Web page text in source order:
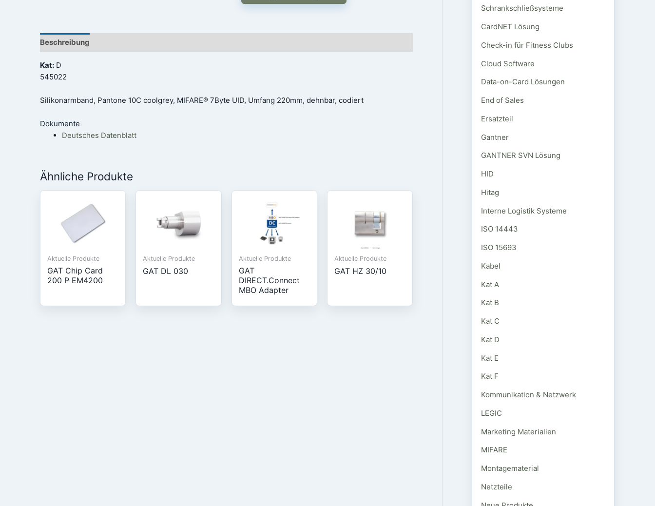
Beschreibung
Kat: D
545022
Silikonarmband, Pantone 10C coolgrey, MIFARE® 7Byte UID, Umfang 220mm, dehnbar, codiert
Dokumente
Deutsches Datenblatt
Ähnliche Produkte
Aktuelle Produkte
GAT Chip Card
200 P EM4200
Aktuelle Produkte
GAT DL 030
Aktuelle Produkte
GAT
DIRECT.Connect
MBO Adapter
Aktuelle Produkte
GAT HZ 30/10
Schrankschließsysteme
CardNET Lösung
Check-in für Fitness Clubs
Cloud Software
Data-on-Card Lösungen
End of Sales
Ersatzteil
Gantner
GANTNER SVN Lösung
HID
Hitag
Interne Logistik Systeme
ISO 14443
ISO 15693
Kabel
Kat A
Kat B
Kat C
Kat D
Kat E
Kat F
Kommunikation & Netzwerk
LEGIC
Marketing Materialien
MIFARE
Montagematerial
Netzteile